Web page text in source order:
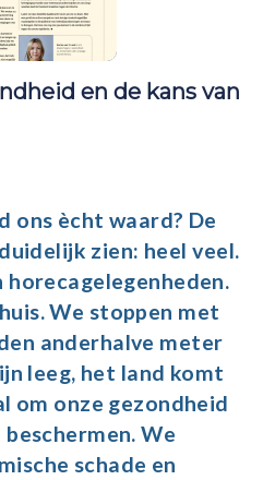
en de kans van
ons ècht waard? De
zien: heel veel.
horecagelegenheden.
We stoppen met
anderhalve meter
leeg, het land komt
om onze gezondheid
We
schade en